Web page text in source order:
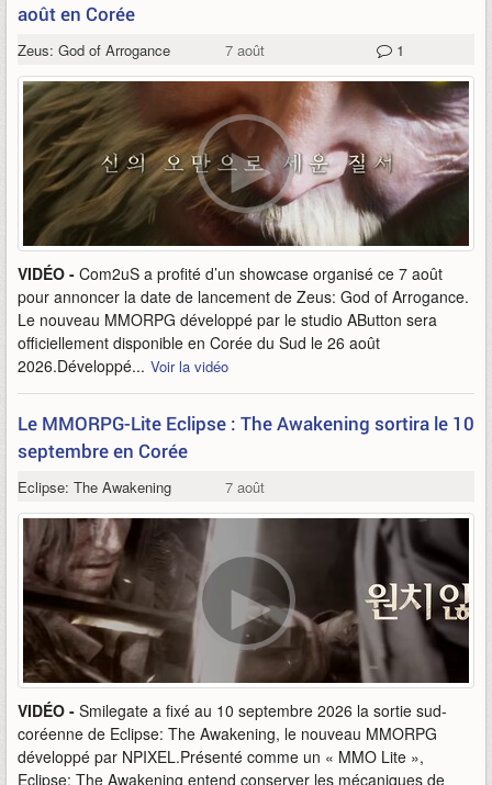
août en Corée
Zeus: God of Arrogance 7 août 1
VIDÉO - Com2uS a profité d’un showcase organisé ce 7 août
pour annoncer la date de lancement de Zeus: God of Arrogance.
Le nouveau MMORPG développé par le studio AButton sera
officiellement disponible en Corée du Sud le 26 août
2026.Développé... Voir la vidéo
Le MMORPG-Lite Eclipse : The Awakening sortira le 10
septembre en Corée
Eclipse: The Awakening 7 août
VIDÉO - Smilegate a fixé au 10 septembre 2026 la sortie sud-
coréenne de Eclipse: The Awakening, le nouveau MMORPG
développé par NPIXEL.Présenté comme un « MMO Lite »,
Eclipse: The Awakening entend conserver les mécaniques de